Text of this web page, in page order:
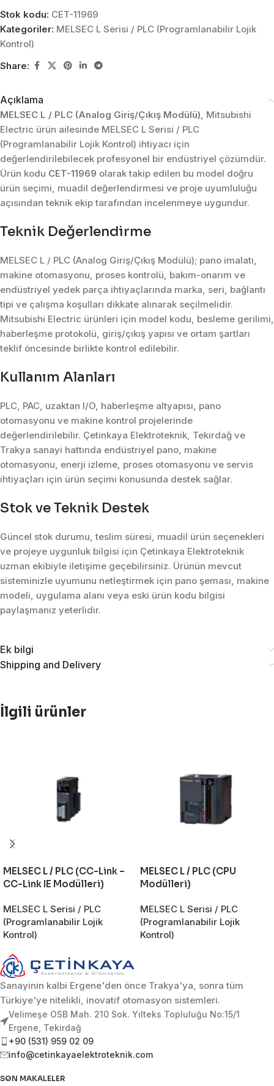
Stok kodu: CET-11969
Kategoriler: MELSEC L Serisi / PLC (Programlanabilir Lojik
Kontrol)
Share:
Açıklama
MELSEC L / PLC (Analog Giriş/Çıkış Modülü), Mitsubishi
Electric ürün ailesinde MELSEC L Serisi / PLC
(Programlanabilir Lojik Kontrol) ihtiyacı için
değerlendirilebilecek profesyonel bir endüstriyel çözümdür.
Ürün kodu CET-11969 olarak takip edilen bu model doğru
ürün seçimi, muadil değerlendirmesi ve proje uyumluluğu
açısından teknik ekip tarafından incelenmeye uygundur.
Teknik Değerlendirme
MELSEC L / PLC (Analog Giriş/Çıkış Modülü); pano imalatı,
makine otomasyonu, proses kontrolü, bakım-onarım ve
endüstriyel yedek parça ihtiyaçlarında marka, seri, bağlantı
tipi ve çalışma koşulları dikkate alınarak seçilmelidir.
Mitsubishi Electric ürünleri için model kodu, besleme gerilimi,
haberleşme protokolü, giriş/çıkış yapısı ve ortam şartları
teklif öncesinde birlikte kontrol edilebilir.
Kullanım Alanları
PLC, PAC, uzaktan I/O, haberleşme altyapısı, pano
otomasyonu ve makine kontrol projelerinde
değerlendirilebilir. Çetinkaya Elektroteknik, Tekirdağ ve
Trakya sanayi hattında endüstriyel pano, makine
otomasyonu, enerji izleme, proses otomasyonu ve servis
ihtiyaçları için ürün seçimi konusunda destek sağlar.
Stok ve Teknik Destek
Güncel stok durumu, teslim süresi, muadil ürün seçenekleri
ve projeye uygunluk bilgisi için Çetinkaya Elektroteknik
uzman ekibiyle iletişime geçebilirsiniz. Ürünün mevcut
sisteminizle uyumunu netleştirmek için pano şeması, makine
modeli, uygulama alanı veya eski ürün kodu bilgisi
paylaşmanız yeterlidir.
Ek bilgi
Shipping and Delivery
İlgili ürünler
MELSEC L / PLC (CC-Link –
CC-Link IE Modülleri)
MELSEC L Serisi / PLC
(Programlanabilir Lojik
Kontrol)
MELSEC L / PLC (CPU
Modülleri)
MELSEC L Serisi / PLC
(Programlanabilir Lojik
Kontrol)
Sanayinin kalbi Ergene'den önce Trakya'ya, sonra tüm
Türkiye'ye nitelikli, inovatif otomasyon sistemleri.
Velimeşe OSB Mah. 210 Sok. Yılteks Topluluğu No:15/1
Ergene, Tekirdağ
+90 (531) 959 02 09
info@cetinkayaelektroteknik.com
SON MAKALELER